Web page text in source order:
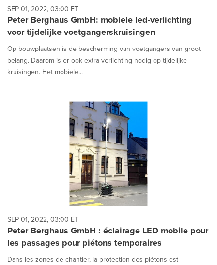
SEP 01, 2022, 03:00 ET
Peter Berghaus GmbH: mobiele led-verlichting
voor tijdelijke voetgangerskruisingen
Op bouwplaatsen is de bescherming van voetgangers van groot
belang. Daarom is er ook extra verlichting nodig op tijdelijke
kruisingen. Het mobiele...
SEP 01, 2022, 03:00 ET
Peter Berghaus GmbH : éclairage LED mobile pour
les passages pour piétons temporaires
Dans les zones de chantier, la protection des piétons est